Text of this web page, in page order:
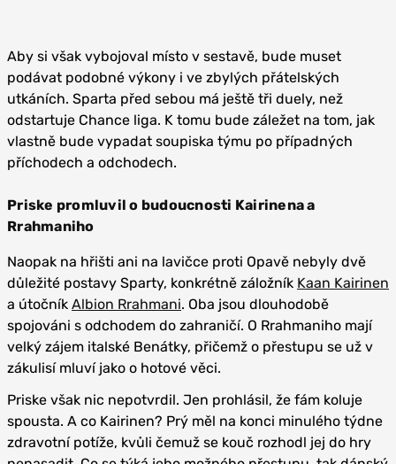
Aby si však vybojoval místo v sestavě, bude muset
podávat podobné výkony i ve zbylých přátelských
utkáních. Sparta před sebou má ještě tři duely, než
odstartuje Chance liga. K tomu bude záležet na tom, jak
vlastně bude vypadat soupiska týmu po případných
příchodech a odchodech.
Priske promluvil o budoucnosti Kairinena a
Rrahmaniho
Naopak na hřišti ani na lavičce proti Opavě nebyly dvě
důležité postavy Sparty, konkrétně záložník Kaan Kairinen
a útočník Albion Rrahmani. Oba jsou dlouhodobě
spojováni s odchodem do zahraničí. O Rrahmaniho mají
velký zájem italské Benátky, přičemž o přestupu se už v
zákulisí mluví jako o hotové věci.
Priske však nic nepotvrdil. Jen prohlásil, že fám koluje
spousta. A co Kairinen? Prý měl na konci minulého týdne
zdravotní potíže, kvůli čemuž se kouč rozhodl jej do hry